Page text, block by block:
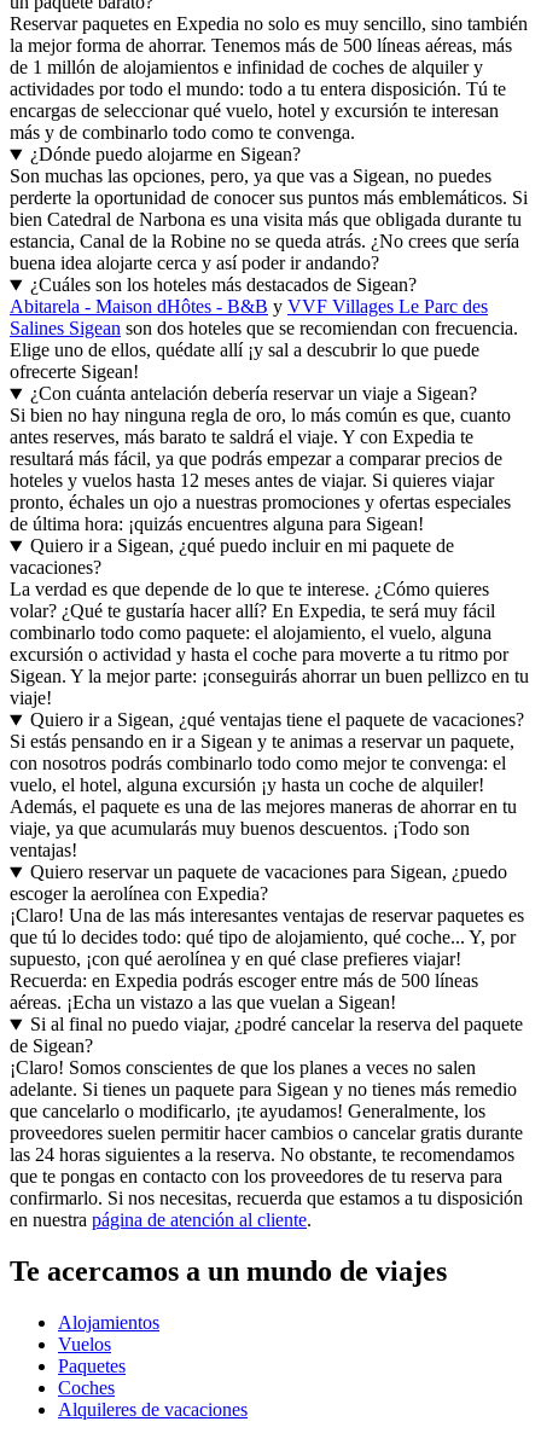
Reservar paquetes en Expedia no solo es muy sencillo, sino también
la mejor forma de ahorrar. Tenemos más de 500 líneas aéreas, más
de 1 millón de alojamientos e infinidad de coches de alquiler y
actividades por todo el mundo: todo a tu entera disposición. Tú te
encargas de seleccionar qué vuelo, hotel y excursión te interesan
más y de combinarlo todo como te convenga.
¿Dónde puedo alojarme en Sigean?
Son muchas las opciones, pero, ya que vas a Sigean, no puedes
perderte la oportunidad de conocer sus puntos más emblemáticos. Si
bien Catedral de Narbona es una visita más que obligada durante tu
estancia, Canal de la Robine no se queda atrás. ¿No crees que sería
buena idea alojarte cerca y así poder ir andando?
¿Cuáles son los hoteles más destacados de Sigean?
Abitarela - Maison dHôtes - B&B y VVF Villages Le Parc des
Salines Sigean son dos hoteles que se recomiendan con frecuencia.
Elige uno de ellos, quédate allí ¡y sal a descubrir lo que puede
ofrecerte Sigean!
¿Con cuánta antelación debería reservar un viaje a Sigean?
Si bien no hay ninguna regla de oro, lo más común es que, cuanto
antes reserves, más barato te saldrá el viaje. Y con Expedia te
resultará más fácil, ya que podrás empezar a comparar precios de
hoteles y vuelos hasta 12 meses antes de viajar. Si quieres viajar
pronto, échales un ojo a nuestras promociones y ofertas especiales
de última hora: ¡quizás encuentres alguna para Sigean!
Quiero ir a Sigean, ¿qué puedo incluir en mi paquete de
vacaciones?
La verdad es que depende de lo que te interese. ¿Cómo quieres
volar? ¿Qué te gustaría hacer allí? En Expedia, te será muy fácil
combinarlo todo como paquete: el alojamiento, el vuelo, alguna
excursión o actividad y hasta el coche para moverte a tu ritmo por
Sigean. Y la mejor parte: ¡conseguirás ahorrar un buen pellizco en tu
viaje!
Quiero ir a Sigean, ¿qué ventajas tiene el paquete de vacaciones?
Si estás pensando en ir a Sigean y te animas a reservar un paquete,
con nosotros podrás combinarlo todo como mejor te convenga: el
vuelo, el hotel, alguna excursión ¡y hasta un coche de alquiler!
Además, el paquete es una de las mejores maneras de ahorrar en tu
viaje, ya que acumularás muy buenos descuentos. ¡Todo son
ventajas!
Quiero reservar un paquete de vacaciones para Sigean, ¿puedo
escoger la aerolínea con Expedia?
¡Claro! Una de las más interesantes ventajas de reservar paquetes es
que tú lo decides todo: qué tipo de alojamiento, qué coche... Y, por
supuesto, ¡con qué aerolínea y en qué clase prefieres viajar!
Recuerda: en Expedia podrás escoger entre más de 500 líneas
aéreas. ¡Echa un vistazo a las que vuelan a Sigean!
Si al final no puedo viajar, ¿podré cancelar la reserva del paquete
de Sigean?
¡Claro! Somos conscientes de que los planes a veces no salen
adelante. Si tienes un paquete para Sigean y no tienes más remedio
que cancelarlo o modificarlo, ¡te ayudamos! Generalmente, los
proveedores suelen permitir hacer cambios o cancelar gratis durante
las 24 horas siguientes a la reserva. No obstante, te recomendamos
que te pongas en contacto con los proveedores de tu reserva para
confirmarlo. Si nos necesitas, recuerda que estamos a tu disposición
en nuestra página de atención al cliente.
Te acercamos a un mundo de viajes
Alojamientos
Vuelos
Paquetes
Coches
Alquileres de vacaciones